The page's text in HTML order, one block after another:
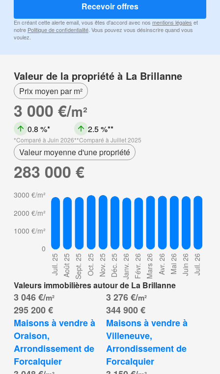
Recevoir offres
En créant cette alerte email, vous êtes d'accord avec nos mentions légales et
notre Politique de confidentialité . Vous pouvez vous désinscrire quand vous
voulez.
Valeur de la propriété à La Brillanne
Prix moyen par m²
3 000 €/m²
0.8 %
Comparé à Juin 2026
2.5 %
Comparé à Juillet 2025
Valeur moyenne d'une propriété
283 000 €
Valeurs immobilières autour de La Brillanne
295 200 €
3 046 €/m²
Maisons à vendre à
Oraison,
Arrondissement de
Forcalquier
344 900 €
3 276 €/m²
Maisons à vendre à
Villeneuve,
Arrondissement de
Forcalquier